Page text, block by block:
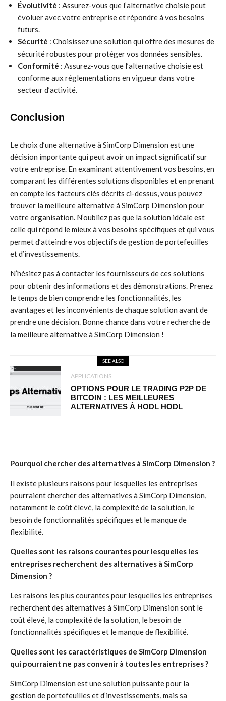
Évolutivité : Assurez-vous que l’alternative choisie peut
évoluer avec votre entreprise et répondre à vos besoins
futurs.
Sécurité : Choisissez une solution qui offre des mesures de
sécurité robustes pour protéger vos données sensibles.
Conformité : Assurez-vous que l’alternative choisie est
conforme aux réglementations en vigueur dans votre
secteur d’activité.
Conclusion
Le choix d’une alternative à SimCorp Dimension est une
décision importante qui peut avoir un impact significatif sur
votre entreprise. En examinant attentivement vos besoins, en
comparant les différentes solutions disponibles et en prenant
en compte les facteurs clés décrits ci-dessus, vous pouvez
trouver la meilleure alternative à SimCorp Dimension pour
votre organisation. N’oubliez pas que la solution idéale est
celle qui répond le mieux à vos besoins spécifiques et qui vous
permet d’atteindre vos objectifs de gestion de portefeuilles
et d’investissements.
N’hésitez pas à contacter les fournisseurs de ces solutions
pour obtenir des informations et des démonstrations. Prenez
le temps de bien comprendre les fonctionnalités, les
avantages et les inconvénients de chaque solution avant de
prendre une décision. Bonne chance dans votre recherche de
la meilleure alternative à SimCorp Dimension !
SEE ALSO
APPLICATIONS
OPTIONS POUR LE TRADING P2P DE
BITCOIN : LES MEILLEURES
ALTERNATIVES À HODL HODL
Pourquoi chercher des alternatives à SimCorp Dimension ?
Il existe plusieurs raisons pour lesquelles les entreprises
pourraient chercher des alternatives à SimCorp Dimension,
notamment le coût élevé, la complexité de la solution, le
besoin de fonctionnalités spécifiques et le manque de
flexibilité.
Quelles sont les raisons courantes pour lesquelles les
entreprises recherchent des alternatives à SimCorp
Dimension ?
Les raisons les plus courantes pour lesquelles les entreprises
recherchent des alternatives à SimCorp Dimension sont le
coût élevé, la complexité de la solution, le besoin de
fonctionnalités spécifiques et le manque de flexibilité.
Quelles sont les caractéristiques de SimCorp Dimension
qui pourraient ne pas convenir à toutes les entreprises ?
SimCorp Dimension est une solution puissante pour la
gestion de portefeuilles et d’investissements, mais sa